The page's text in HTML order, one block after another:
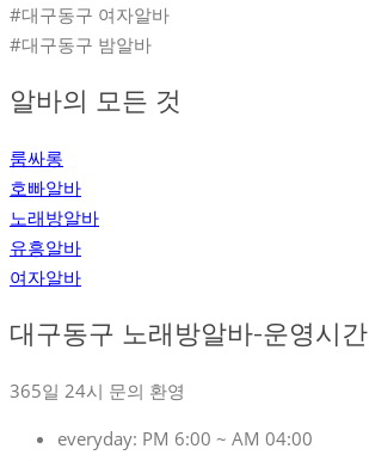
#대구동구 여자알바
#대구동구 밤알바
알바의 모든 것
룸싸롱
호빠알바
노래방알바
유흥알바
여자알바
대구동구 노래방알바-운영시간
365일 24시 문의 환영
everyday: PM 6:00 ~ AM 04:00